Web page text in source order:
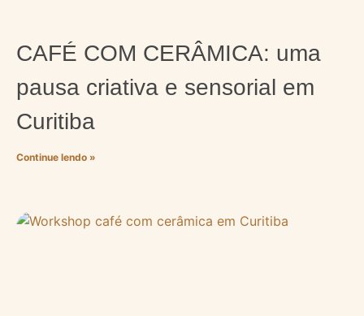
CAFÉ COM CERÂMICA: uma
pausa criativa e sensorial em
Curitiba
Continue lendo »